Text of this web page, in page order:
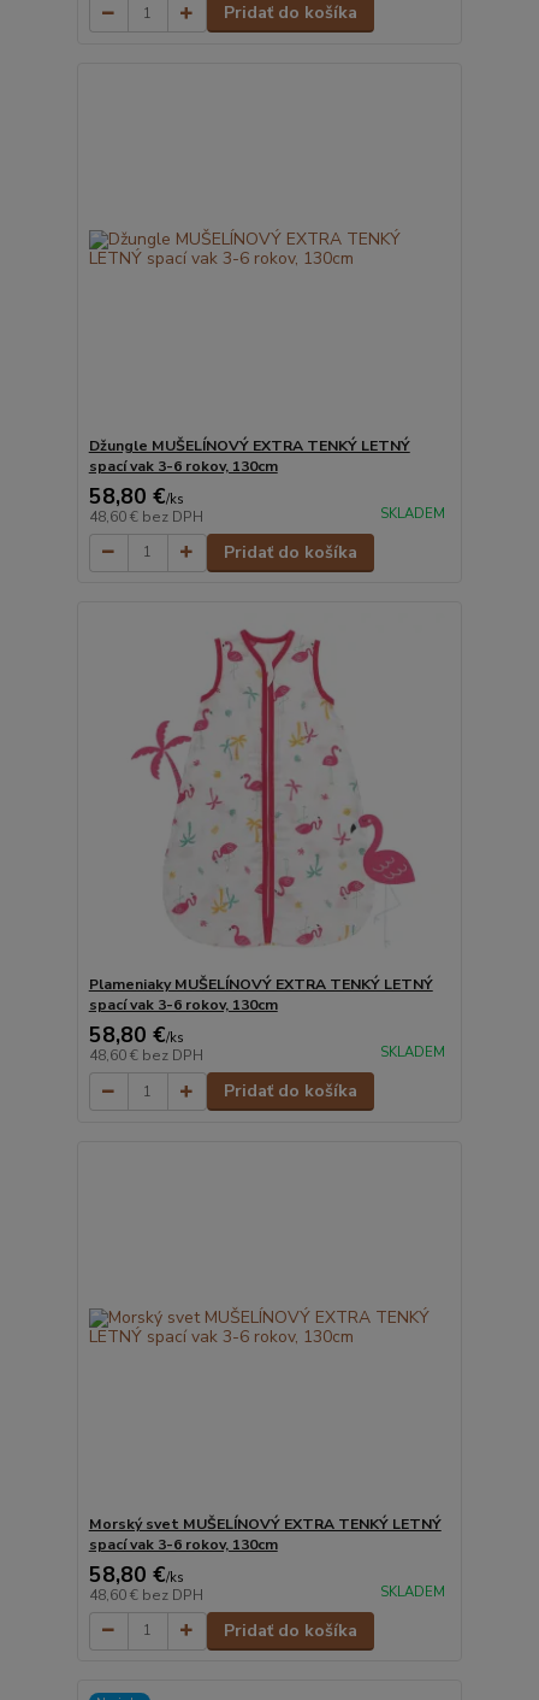
Pridať do košíka
Džungle MUŠELÍNOVÝ EXTRA TENKÝ LETNÝ
spací vak 3-6 rokov, 130cm
58,80 €/ks
48,60 € bez DPH SKLADEM
Pridať do košíka
Plameniaky MUŠELÍNOVÝ EXTRA TENKÝ LETNÝ
spací vak 3-6 rokov, 130cm
58,80 €/ks
48,60 € bez DPH SKLADEM
Pridať do košíka
Morský svet MUŠELÍNOVÝ EXTRA TENKÝ LETNÝ
spací vak 3-6 rokov, 130cm
58,80 €/ks
48,60 € bez DPH SKLADEM
Pridať do košíka